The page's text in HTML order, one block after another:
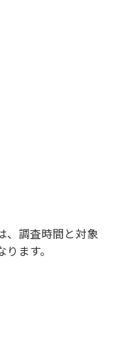
、調査時間と対象
ます。